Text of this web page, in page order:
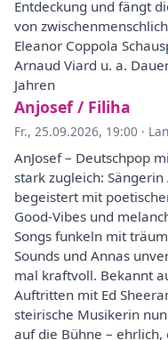
Entdeckung und fängt
von
Eleanor Coppola
Arnaud Viard u. a.
Jahren
Anjosef / Filiha
Fr., 25.09.2026, 19:00 ·
AnJosef – Deutschpop
stark zugleich:
begeistert mit
Good-Vibes und
Songs funkeln mit
Sounds und Annas
mal kraftvoll. Bekannt
Auftritten mit Ed
steirische Musikerin
auf die Bühne –